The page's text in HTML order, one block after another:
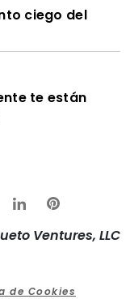
ciego del
te están
Ventures, LLC
de Cookies